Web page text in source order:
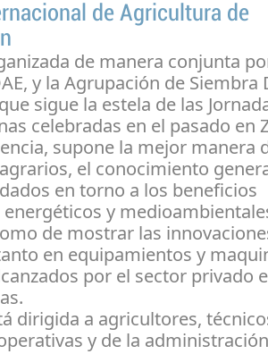
de Agricultura de
de manera conjunta
y la Agrupación de Siembra
sigue la estela de las
celebradas en el pasado en
supone la mejor manera
el conocimiento
en torno a los beneficios
y
de mostrar las
en equipamientos y
por el sector privado
dirigida a agricultores,
y de la